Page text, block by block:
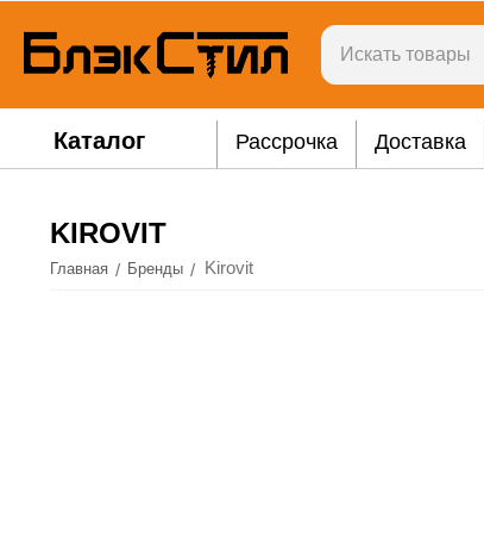
Каталог Рассрочка Доставка
KIROVIT
Главная / Бренды / Kirovit